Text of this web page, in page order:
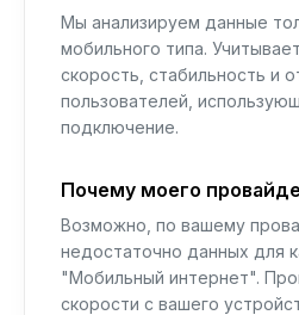
Мы анализируем данные
мобильного типа.
скорость, стабильность и
пользователей,
подключение.
Почему моего
Возможно, по вашему
недостаточно данных для
"Мобильный интернет".
скорости с вашего